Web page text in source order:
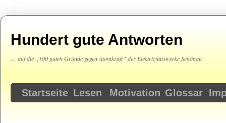
Hundert gute Antworten
… auf die „100 guten Gründe gegen Atomkraft” der Elektrizitätswerke Schönau
Springe
Startseite Lesen Motivation Glossar